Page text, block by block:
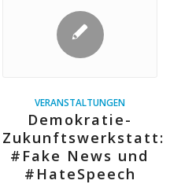
VERANSTALTUNGEN
Demokratie-
Zukunftswerkstatt:
#Fake News und
#HateSpeech